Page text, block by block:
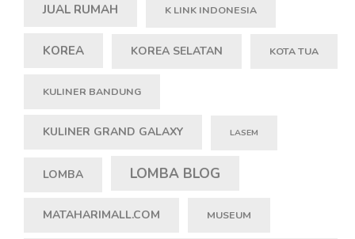
JUAL RUMAH K LINK INDONESIA
KOREA KOREA SELATAN KOTA TUA
KULINER BANDUNG
KULINER GRAND GALAXY LASEM
LOMBA LOMBA BLOG
MATAHARIMALL.COM MUSEUM